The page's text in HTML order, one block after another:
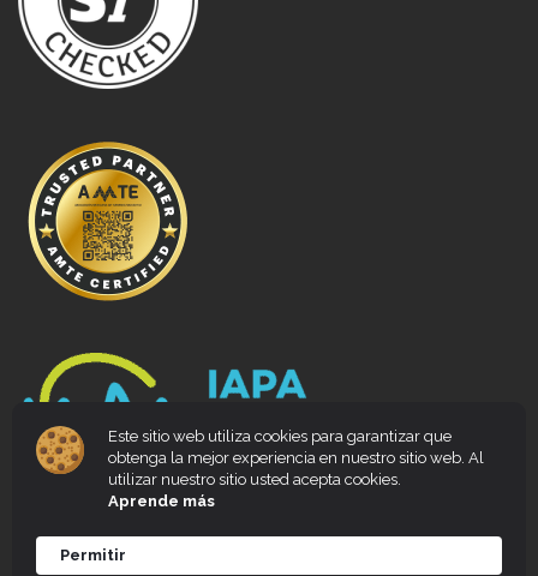
Este sitio web utiliza cookies para garantizar que
obtenga la mejor experiencia en nuestro sitio web. Al
utilizar nuestro sitio usted acepta cookies.
Aprende más
Permitir